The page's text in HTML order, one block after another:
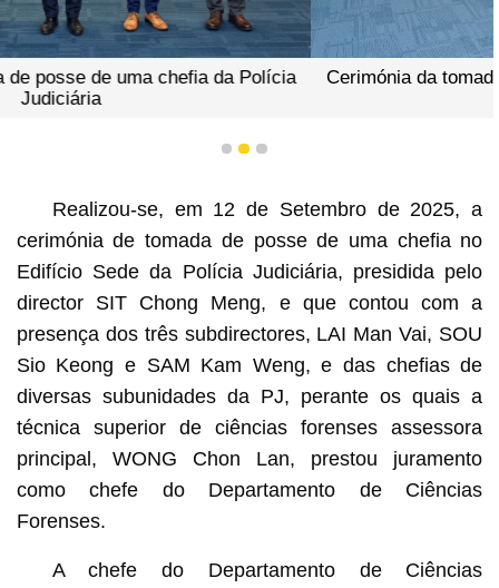
Cerimónia da tomada de posse de uma chefia da Polícia
1 2 3
Realizou-se, em 12 de Setembro de 2025, a
cerimónia de tomada de posse de uma chefia no
Edifício Sede da Polícia Judiciária, presidida pelo
director SIT Chong Meng, e que contou com a
presença dos três subdirectores, LAI Man Vai, SOU
Sio Keong e SAM Kam Weng, e das chefias de
diversas subunidades da PJ, perante os quais a
técnica superior de ciências forenses assessora
principal, WONG Chon Lan, prestou juramento
como chefe do Departamento de Ciências
Forenses.
A chefe do Departamento de Ciências